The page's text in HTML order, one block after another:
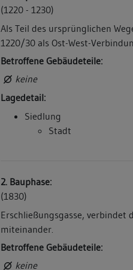
(1220 - 1230)
Als Teil des ursprünglichen
1220/30 als Ost-West-
Betroffene Gebäudeteile:
keine
Lagedetail:
Siedlung
Stadt
2. Bauphase:
(1830)
Erschließungsgasse, verbindet
miteinander.
Betroffene Gebäudeteile:
keine